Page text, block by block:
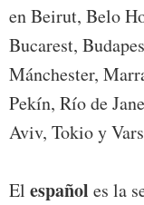
en Beirut, Belo
Bucarest,
Mánchester,
Pekín, Río de
Aviv, Tokio y
El español es la